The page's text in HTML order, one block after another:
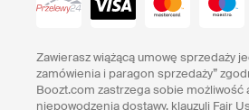
Zawierasz wiążącą umowę sprzedaży
zamówienia i paragon sprzedaży”
Boozt.com zastrzega sobie
niepowodzenia dostawy, klauzuli Fair